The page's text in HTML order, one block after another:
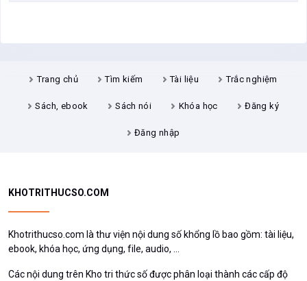
Trang chủ Tìm kiếm Tài liệu Trắc nghiệm
Sách, ebook Sách nói Khóa học Đăng ký
Đăng nhập
KHOTRITHUCSO.COM
Khotrithucso.com là thư viện nội dung số khổng lồ bao gồm: tài liệu,
ebook, khóa học, ứng dụng, file, audio, ...
Các nội dung trên Kho tri thức số được phân loại thành các cấp độ